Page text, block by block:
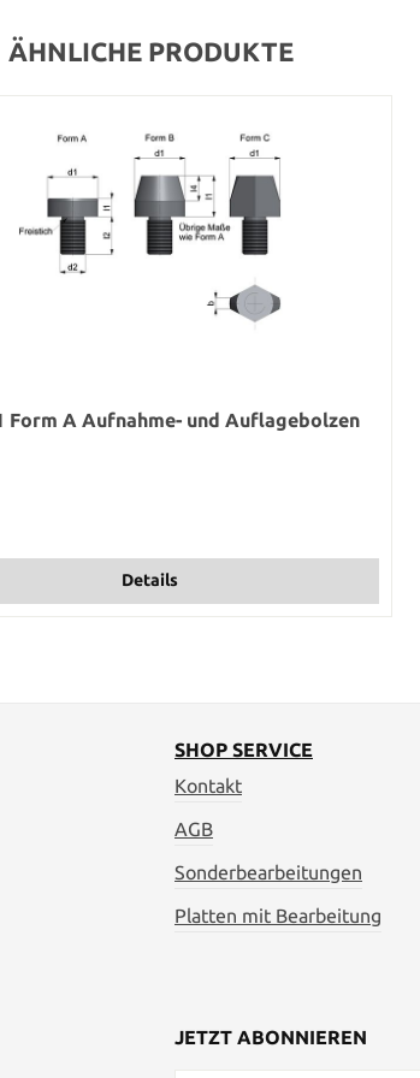
ÄHNLICHE PRODUKTE
Form A Aufnahme- und Auflagebolzen
Details
SHOP SERVICE
Kontakt
AGB
Sonderbearbeitungen
Platten mit Bearbeitung
JETZT ABONNIEREN